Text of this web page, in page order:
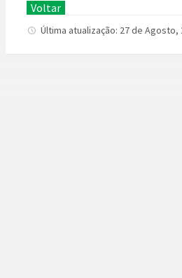
Voltar
Última atualização: 27 de Agosto,